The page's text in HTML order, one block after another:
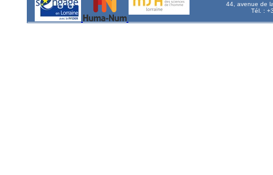
44, avenue de
Tél. :